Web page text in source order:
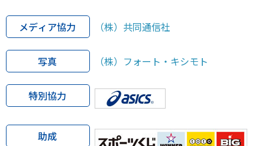
メディア協力 （株）共同通信社
写真 （株）フォート・キシモト
特別協力
助成